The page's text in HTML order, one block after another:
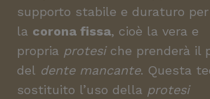
supporto stabile e duraturo per
la corona fissa, cioè la vera e
propria protesiche prenderà il
del dente mancante. Questa
sostituito l’uso della protesi